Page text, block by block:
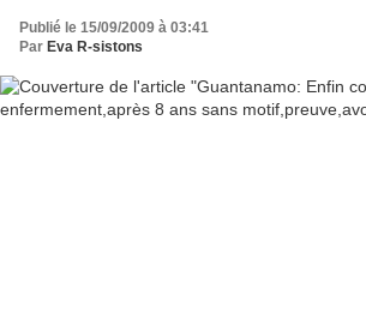
Publié le 15/09/2009 à 03:41
Par Eva R-sistons